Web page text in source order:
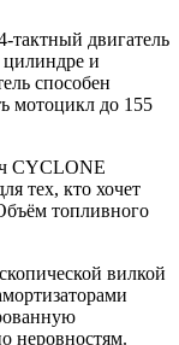
двигатель
и
способен
мотоцикл до 155
CYCLONE
тех, кто хочет
топливного
вилкой
неровностям.